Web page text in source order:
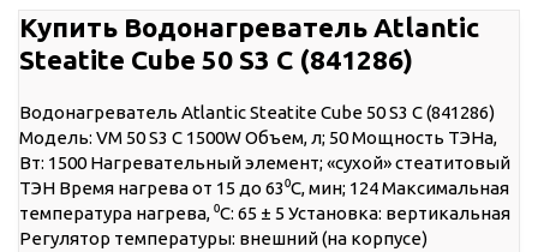
Купить Водонагреватель Atlantic
Steatite Cube 50 S3 C (841286)
Водонагреватель Atlantic Steatite Cube 50 S3 C (841286)
Модель: VM 50 S3 C 1500W Объем, л; 50 Мощность ТЭНа,
Вт: 1500 Нагревательный элемент; «сухой» стеатитовый
ТЭН Время нагрева от 15 до 63⁰C, мин; 124 Максимальная
температура нагрева, ⁰C: 65 ± 5 Установка: вертикальная
Регулятор температуры: внешний (на корпусе)